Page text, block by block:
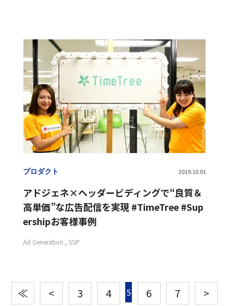
プロダクト 2019.10.01
アドジェネ×ヘッダービディングで“良質＆
高単価”な広告配信を実現 #TimeTree #Sup
ershipお客様事例
Ad Generation SSP
≪ < 3 4 5 6 7 >